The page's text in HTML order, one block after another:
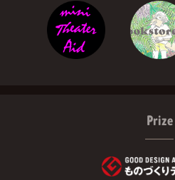
Prize